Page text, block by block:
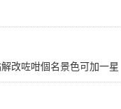
改咗咁個名景色可加一星